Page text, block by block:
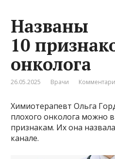
Названы
10
онколога
26.05.2025 Врачи
Химиотерапевт Ольга
плохого онколога можно
признакам. Их она
канале.